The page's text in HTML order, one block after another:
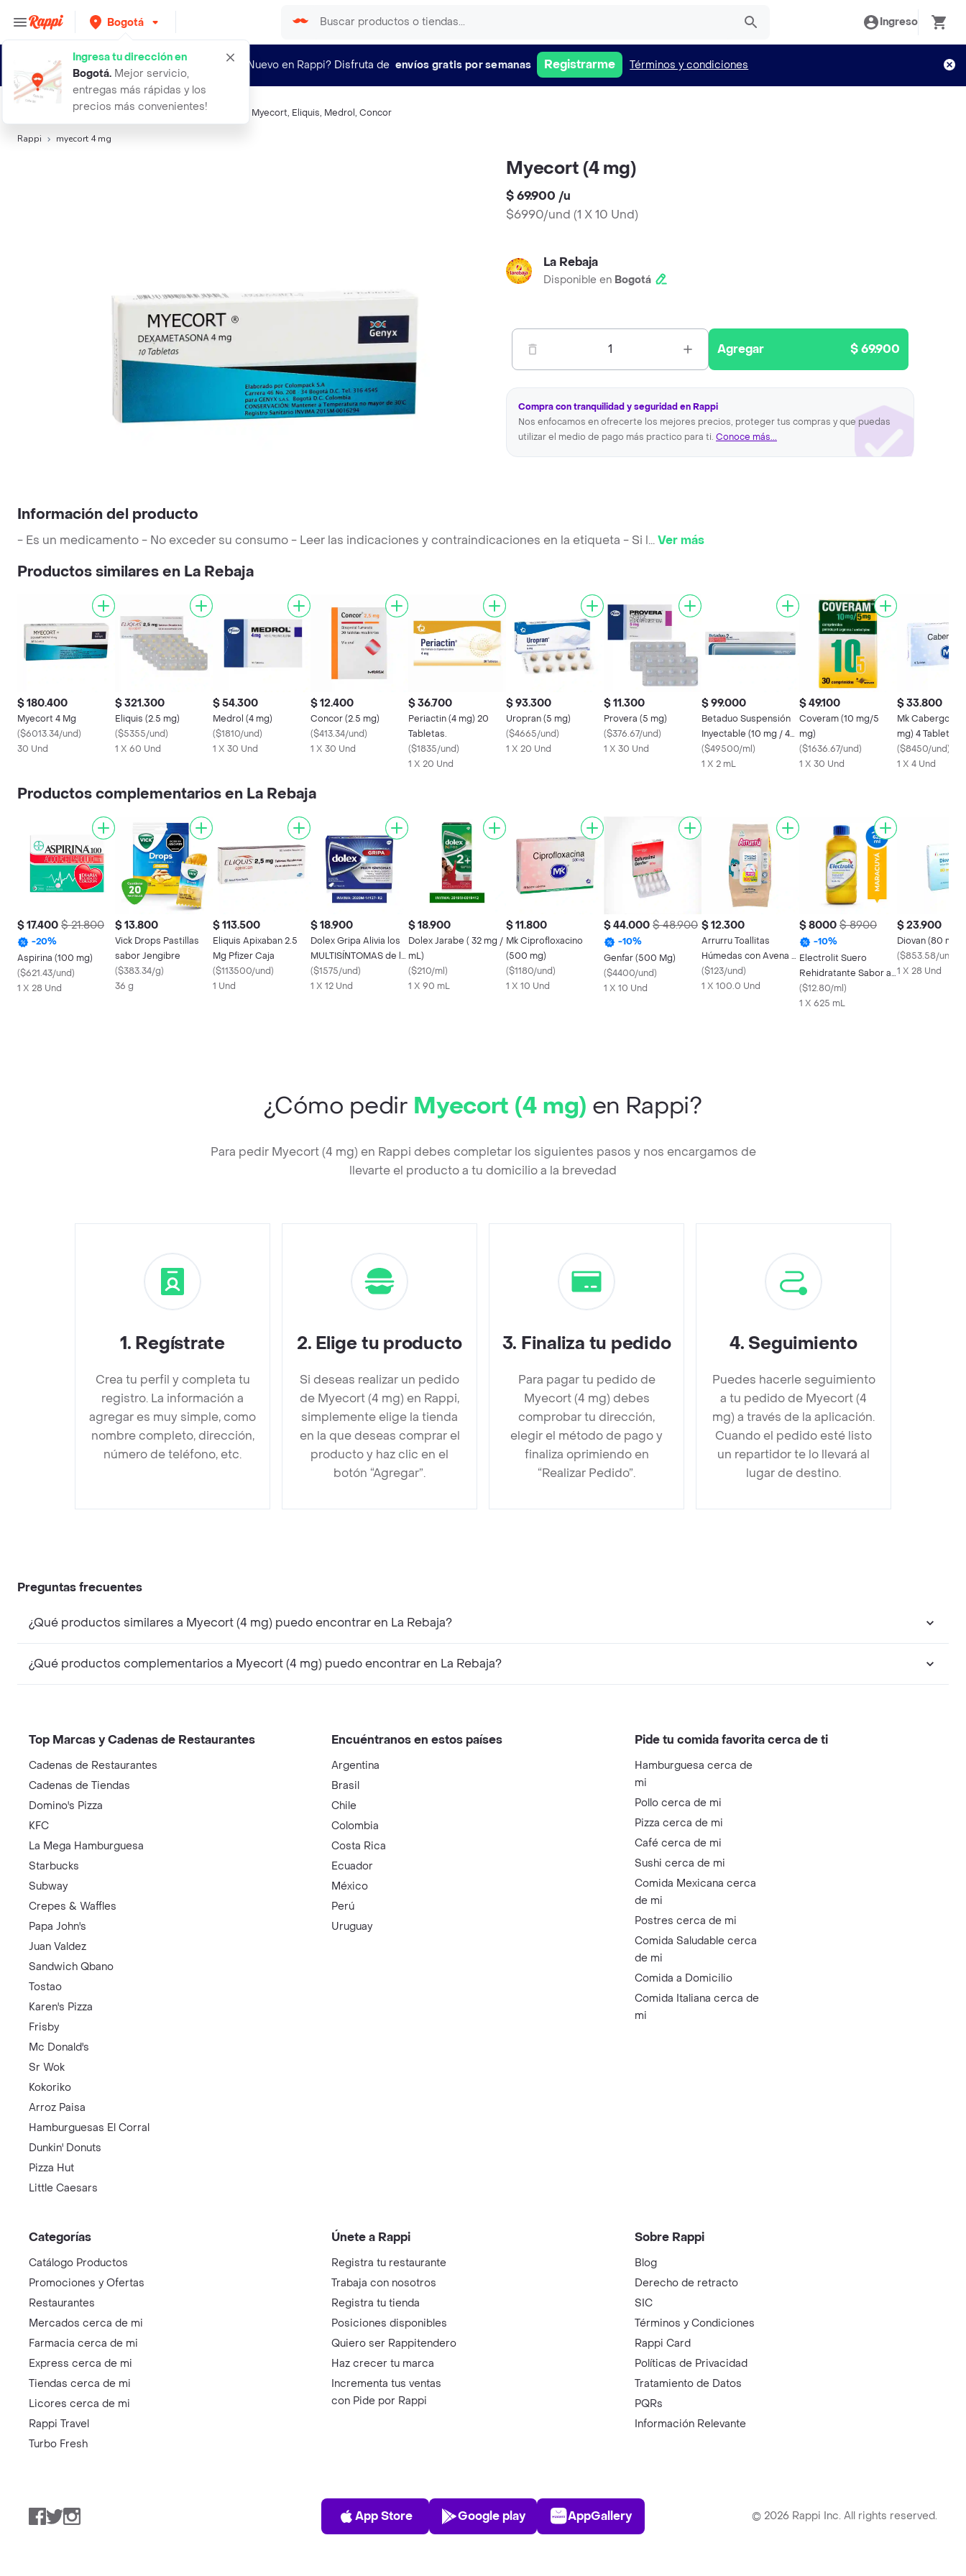
Bogotá
Ingresa tu dirección en
Bogotá. Mejor servicio,
entregas más rápidas y los
precios más convenientes!
Ingreso
¿Nuevo en Rappi? Disfruta de envíos gratis por semanas Registrarme Términos y condiciones
Búsquedas relacionadas:Medicamentos Hormonales Myecort, Eliquis, Medrol , Concor
Rappi myecort 4 mg
Myecort (4 mg)
$ 69.900 /u
$6990/und (1 X 10 Und)
La Rebaja
Disponible en Bogotá
1 Agregar $ 69.900
Compra con tranquilidad y seguridad en Rappi
Nos enfocamos en ofrecerte los mejores precios, proteger tus compras y que puedas
utilizar el medio de pago más practico para ti. Conoce más...
Información del producto
- Es un medicamento - No exceder su consumo - Leer las indicaciones y contraindicaciones en la etiqueta - Si l...Ver más
Productos similares en La Rebaja
$ 180.400
Myecort 4 Mg
($6013.34/und)
30 Und
$ 321.300
Eliquis (2.5 mg)
($5355/und)
1 X 60 Und
$ 54.300
Medrol (4 mg)
($1810/und)
1 X 30 Und
$ 12.400
Concor (2.5 mg)
($413.34/und)
1 X 30 Und
$ 36.700
Periactin (4 mg) 20
Tabletas.
($1835/und)
1 X 20 Und
$ 93.300
Uropran (5 mg)
($4665/und)
1 X 20 Und
$ 11.300
Provera (5 mg)
($376.67/und)
1 X 30 Und
$ 99.000
Betaduo Suspensión
Inyectable (10 mg / 4
mg)
($49500/ml)
1 X 2 mL
$ 49.100
Coveram (10 mg/5
mg)
($1636.67/und)
1 X 30 Und
$ 33.800
Mk
mg) 4 Tabletas
($8450/und)
1 X 4 Und
Productos complementarios en La Rebaja
$ 17.400 $ 21.800
-20%
Aspirina (100 mg)
($621.43/und)
1 X 28 Und
$ 13.800
Vick Drops Pastillas
sabor Jengibre
($383.34/g)
36 g
$ 113.500
Eliquis Apixaban 2.5
Mg Pfizer Caja
($113500/und)
1 Und
$ 18.900
Dolex Gripa Alivia los
MULTISÍNTOMAS de la
Gripa X 12 tabs
($1575/und)
1 X 12 Und
$ 18.900
Dolex Jarabe ( 32 mg /
mL)
($210/ml)
1 X 90 mL
$ 11.800
Mk Ciprofloxacino
(500 mg)
($1180/und)
1 X 10 Und
$ 44.000 $ 48.900
-10%
Genfar (500 Mg)
($4400/und)
1 X 10 Und
$ 12.300
Arrurru Toallitas
Húmedas con Avena y
Karité
($123/und)
1 X 100.0 Und
$ 8000 $ 8900
-10%
Electrolit Suero
Rehidratante Sabor a
Maracuyá
($12.80/ml)
1 X 625 mL
$ 23.900
Diovan (80 mg)
($853.58/und
1 X 28 Und
¿Cómo pedir Myecort (4 mg) en Rappi?
Para pedir Myecort (4 mg) en Rappi debes completar los siguientes pasos y nos encargamos de
llevarte el producto a tu domicilio a la brevedad
1. Regístrate
Crea tu perfil y completa tu
registro. La información a
agregar es muy simple, como
nombre completo, dirección,
número de teléfono, etc.
2. Elige tu producto
Si deseas realizar un pedido
de Myecort (4 mg) en Rappi,
simplemente elige la tienda
en la que deseas comprar el
producto y haz clic en el
botón “Agregar”.
3. Finaliza tu pedido
Para pagar tu pedido de
Myecort (4 mg) debes
comprobar tu dirección,
elegir el método de pago y
finaliza oprimiendo en
“Realizar Pedido”.
4. Seguimiento
Puedes hacerle seguimiento
a tu pedido de Myecort (4
mg) a través de la aplicación.
Cuando el pedido esté listo
un repartidor te lo llevará al
lugar de destino.
Preguntas frecuentes
¿Qué productos similares a Myecort (4 mg) puedo encontrar en La Rebaja?
¿Qué productos complementarios a Myecort (4 mg) puedo encontrar en La Rebaja?
Top Marcas y Cadenas de Restaurantes
Cadenas de Restaurantes
Cadenas de Tiendas
Domino's Pizza
KFC
La Mega Hamburguesa
Starbucks
Subway
Crepes & Waffles
Papa John's
Juan Valdez
Sandwich Qbano
Tostao
Karen's Pizza
Frisby
Mc Donald's
Sr Wok
Kokoriko
Arroz Paisa
Hamburguesas El Corral
Dunkin' Donuts
Pizza Hut
Little Caesars
Encuéntranos en estos países
Argentina
Brasil
Chile
Colombia
Costa Rica
Ecuador
México
Perú
Uruguay
Pide tu comida favorita cerca de ti
Hamburguesa cerca de
mi
Pollo cerca de mi
Pizza cerca de mi
Café cerca de mi
Sushi cerca de mi
Comida Mexicana cerca
de mi
Postres cerca de mi
Comida Saludable cerca
de mi
Comida a Domicilio
Comida Italiana cerca de
mi
Categorías
Catálogo Productos
Promociones y Ofertas
Restaurantes
Mercados cerca de mi
Farmacia cerca de mi
Express cerca de mi
Tiendas cerca de mi
Licores cerca de mi
Rappi Travel
Turbo Fresh
Únete a Rappi
Registra tu restaurante
Trabaja con nosotros
Registra tu tienda
Posiciones disponibles
Quiero ser Rappitendero
Haz crecer tu marca
Incrementa tus ventas
con Pide por Rappi
Sobre Rappi
Blog
Derecho de retracto
SIC
Términos y Condiciones
Rappi Card
Políticas de Privacidad
Tratamiento de Datos
PQRs
Información Relevante
Facebook
TwitterInstagram
App Store
App Store
Play Store
Google play
AppGallery
AppGallery © 2026 Rappi Inc. All rights reserved.